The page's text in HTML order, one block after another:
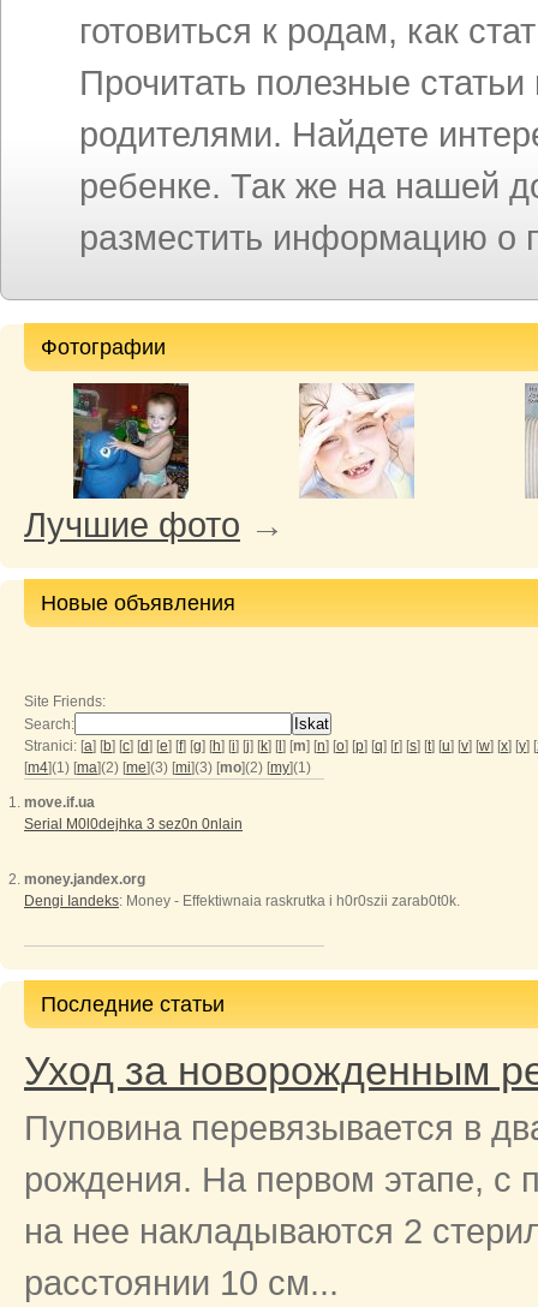
готовиться к родам, как
Прочитать полезные
родителями. Найдете
ребенке. Так же на нашей
разместить информацию о
Фотографии
Лучшие фото →
Новые объявления
Site Friends:
Search:
Stranici: [a] [b] [c] [d] [e] [f] [g] [h] [i] [j] [k] [ ] [m] [n] [o] [p] [q] [r] [s] [t] [u] [v] [w] [x] [y] [
[m4](1) [ma](2) [me](3) [mi](3) [mo](2) [my](1)
move.if.ua
Serial M0l0dejhka 3 sez0n 0nlain
money.jandex.org
Dengi Iandeks: Money - Effektiwnaia raskrutka i h0r0szii zarab0t0k.
Последние статьи
Уход за новорожденным
Пуповина перевязывается в
рождения. На первом этапе, с
на нее накладываются 2
расстоянии 10 см...